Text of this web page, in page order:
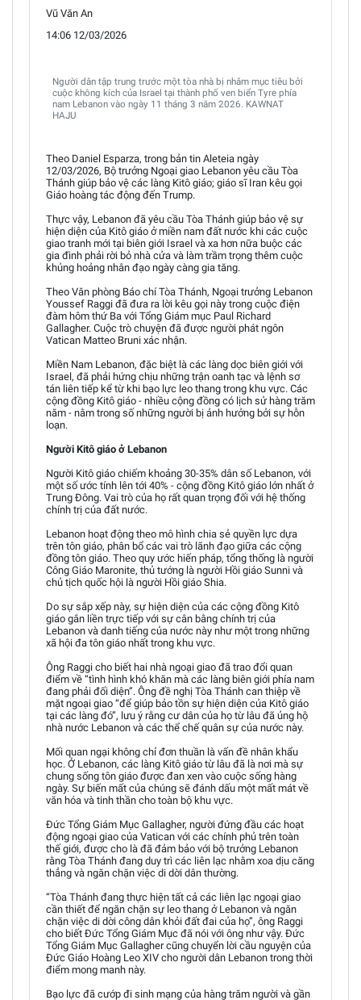
Vũ Văn An
14:06 12/03/2026
Người dân tập trung trước một tòa nhà bị nhắm mục tiêu bởi
cuộc không kích của Israel tại thành phố ven biển Tyre phía
nam Lebanon vào ngày 11 tháng 3 năm 2026. KAWNAT
HAJU
Theo Daniel Esparza, trong bản tin Aleteia ngày
12/03/2026, Bộ trưởng Ngoại giao Lebanon yêu cầu Tòa
Thánh giúp bảo vệ các làng Kitô giáo; giáo sĩ Iran kêu gọi
Giáo hoàng tác động đến Trump.
Thực vậy, Lebanon đã yêu cầu Tòa Thánh giúp bảo vệ sự
hiện diện của Kitô giáo ở miền nam đất nước khi các cuộc
giao tranh mới tại biên giới Israel và xa hơn nữa buộc các
gia đình phải rời bỏ nhà cửa và làm trầm trọng thêm cuộc
khủng hoảng nhân đạo ngày càng gia tăng.
Theo Văn phòng Báo chí Tòa Thánh, Ngoại trưởng Lebanon
Youssef Raggi đã đưa ra lời kêu gọi này trong cuộc điện
đàm hôm thứ Ba với Tổng Giám mục Paul Richard
Gallagher. Cuộc trò chuyện đã được người phát ngôn
Vatican Matteo Bruni xác nhận.
Miền Nam Lebanon, đặc biệt là các làng dọc biên giới với
Israel, đã phải hứng chịu những trận oanh tạc và lệnh sơ
tán liên tiếp kể từ khi bạo lực leo thang trong khu vực. Các
cộng đồng Kitô giáo - nhiều cộng đồng có lịch sử hàng trăm
năm - nằm trong số những người bị ảnh hưởng bởi sự hỗn
loạn.
Người Kitô giáo ở Lebanon
Người Kitô giáo chiếm khoảng 30-35% dân số Lebanon, với
một số ước tính lên tới 40% - cộng đồng Kitô giáo lớn nhất ở
Trung Đông. Vai trò của họ rất quan trọng đối với hệ thống
chính trị của đất nước.
Lebanon hoạt động theo mô hình chia sẻ quyền lực dựa
trên tôn giáo, phân bổ các vai trò lãnh đạo giữa các cộng
đồng tôn giáo. Theo quy ước hiến pháp, tổng thống là người
Công Giáo Maronite, thủ tướng là người Hồi giáo Sunni và
chủ tịch quốc hội là người Hồi giáo Shia.
Do sự sắp xếp này, sự hiện diện của các cộng đồng Kitô
giáo gắn liền trực tiếp với sự cân bằng chính trị của
Lebanon và danh tiếng của nước này như một trong những
xã hội đa tôn giáo nhất trong khu vực.
Ông Raggi cho biết hai nhà ngoại giao đã trao đổi quan
điểm về “tình hình khó khăn mà các làng biên giới phía nam
đang phải đối diện”. Ông đề nghị Tòa Thánh can thiệp về
mặt ngoại giao “để giúp bảo tồn sự hiện diện của Kitô giáo
tại các làng đó”, lưu ý rằng cư dân của họ từ lâu đã ủng hộ
nhà nước Lebanon và các thể chế quân sự của nước này.
Mối quan ngại không chỉ đơn thuần là vấn đề nhân khẩu
học. Ở Lebanon, các làng Kitô giáo từ lâu đã là nơi mà sự
chung sống tôn giáo được đan xen vào cuộc sống hàng
ngày. Sự biến mất của chúng sẽ đánh dấu một mất mát về
văn hóa và tinh thần cho toàn bộ khu vực.
Đức Tổng Giám Mục Gallagher, người đứng đầu các hoạt
động ngoại giao của Vatican với các chính phủ trên toàn
thế giới, được cho là đã đảm bảo với bộ trưởng Lebanon
rằng Tòa Thánh đang duy trì các liên lạc nhằm xoa dịu căng
thẳng và ngăn chặn việc di dời dân thường.
“Tòa Thánh đang thực hiện tất cả các liên lạc ngoại giao
cần thiết để ngăn chặn sự leo thang ở Lebanon và ngăn
chặn việc di dời công dân khỏi đất đai của họ”, ông Raggi
cho biết Đức Tổng Giám Mục đã nói với ông như vậy. Đức
Tổng Giám Mục Gallagher cũng chuyển lời cầu nguyện của
Đức Giáo Hoàng Leo XIV cho người dân Lebanon trong thời
điểm mong manh này.
Bạo lực đã cướp đi sinh mạng của hàng trăm người và gần